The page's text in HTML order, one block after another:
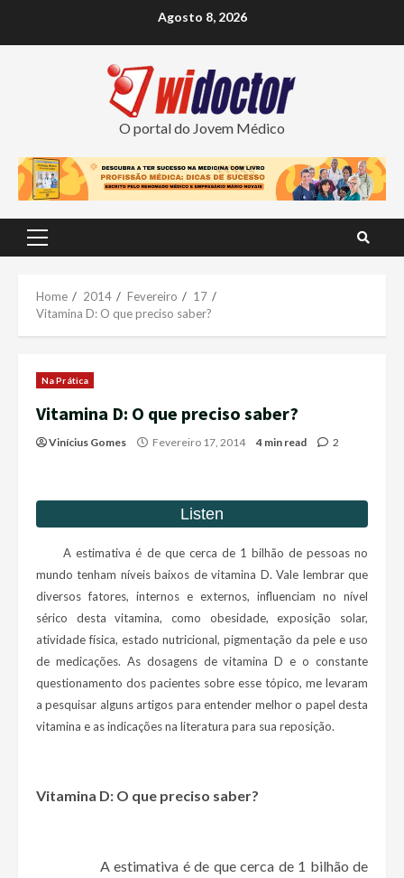
Agosto 8, 2026
O portal do Jovem Médico
Primary
Home 2014 Fevereiro
17
Vitamina D: O que preciso saber?
Na Prática
Vitamina D: O que preciso saber?
Vinícius Gomes Fevereiro 17, 2014 4 min read 2
A estimativa é de que cerca de 1 bilhão de pessoas no
mundo tenham níveis baixos de vitamina D.Vale lembrar que
diversos fatores, internos e externos, influenciam no nível
sérico desta vitamina, como obesidade, exposição solar,
atividade física, estado nutricional, pigmentação da pele e uso
de medicações. As dosagens de vitamina D e o constante
questionamento dos pacientes sobre esse tópico, me levaram
a pesquisar alguns artigos para entender melhor o papel desta
vitamina e as indicações na literatura para sua reposição.
Vitamina D: O que preciso saber?
A estimativa é de que cerca de 1 bilhão de